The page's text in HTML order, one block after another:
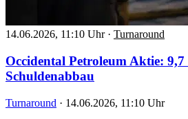
14.06.2026, 11:10 Uhr · Turnaround
Occidental Petroleum Aktie:
Schuldenabbau
Turnaround · 14.06.2026, 11:10 Uhr